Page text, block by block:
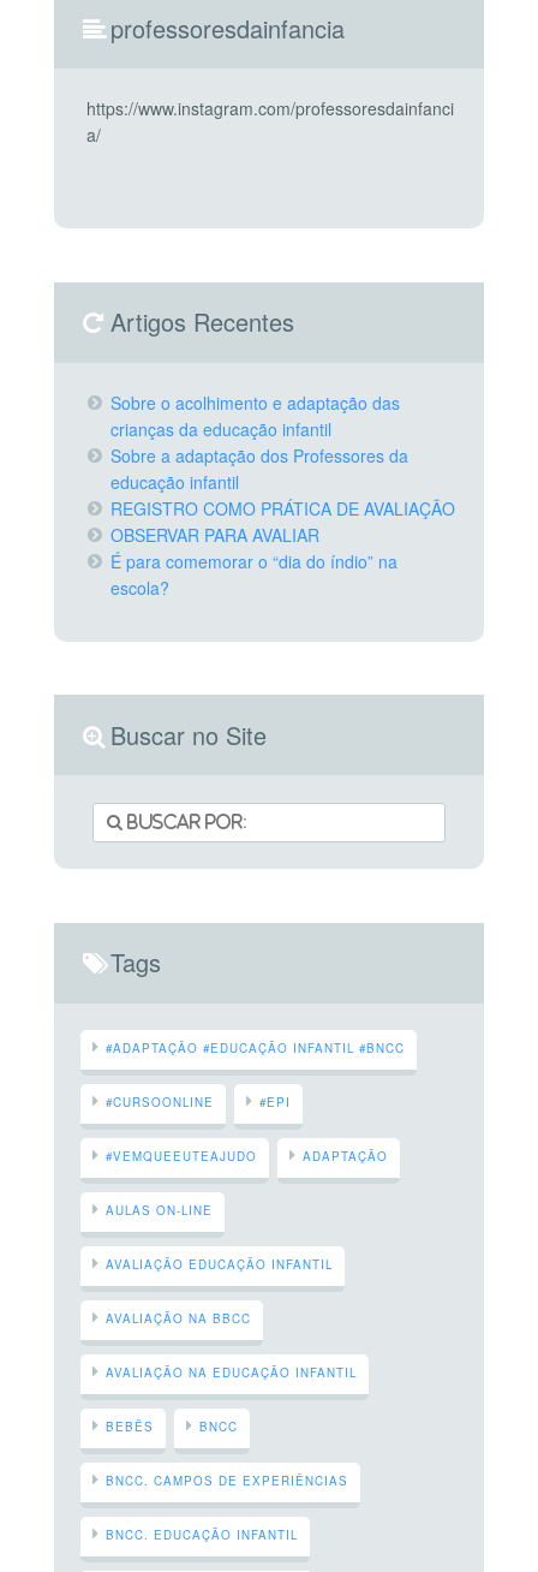
professoresdainfancia
https://www.instagram.com/professoresdainfanci
a/
Artigos Recentes
Sobre o acolhimento e adaptação das
crianças da educação infantil
Sobre a adaptação dos Professores da
educação infantil
REGISTRO COMO PRÁTICA DE AVALIAÇÃO
OBSERVAR PARA AVALIAR
É para comemorar o “dia do índio” na
escola?
Buscar no Site
Tags
#ADAPTAÇÃO #EDUCAÇÃO INFANTIL #BNCC
#CURSOONLINE #EPI
#VEMQUEEUTEAJUDO ADAPTAÇÃO
AULAS ON-LINE
AVALIAÇÃO EDUCAÇÃO INFANTIL
AVALIAÇÃO NA BBCC
AVALIAÇÃO NA EDUCAÇÃO INFANTIL
BEBÊS BNCC
BNCC. CAMPOS DE EXPERIÊNCIAS
BNCC. EDUCAÇÃO INFANTIL